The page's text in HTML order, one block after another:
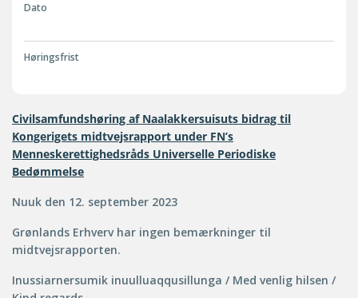
Dato
Høringsfrist
Civilsamfundshøring af Naalakkersuisuts bidrag til
Kongerigets midtvejsrapport under FN’s
Menneskerettighedsråds Universelle Periodiske
Bedømmelse
Nuuk den 12. september 2023
Grønlands Erhverv har ingen bemærkninger til
midtvejsrapporten.
Inussiarnersumik inuulluaqqusillunga / Med venlig hilsen /